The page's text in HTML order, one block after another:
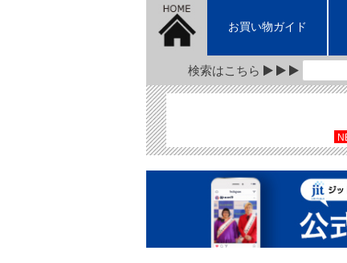
お買い物ガイド
検索はこちら